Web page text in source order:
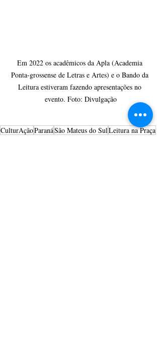
Em 2022 os acadêmicos da Apla (Academia
Ponta-grossense de Letras e Artes) e o Bando da
Leitura estiveram fazendo apresentações no
evento. Foto: Divulgação
CulturAçãoParanáSão Mateus do SulLeitura na Praça